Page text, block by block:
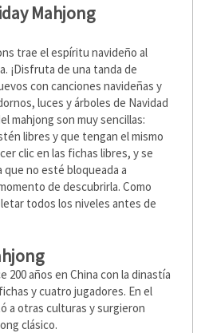
Mahjong
trae el espíritu navideño al
¡Disfruta de una tanda de
con canciones navideñas y
luces y árboles de Navidad
mahjong son muy sencillas:
libres y que tengan el mismo
clic en las fichas libres, y se
no esté bloqueada a
de descubrirla. Como
todos los niveles antes de
200 años en China con la dinastía
y cuatro jugadores. En el
a otras culturas y surgieron
clásico.